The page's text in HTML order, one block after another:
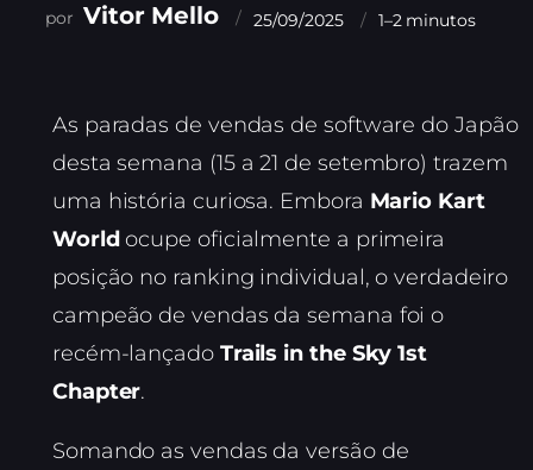
Vitor Mello 25/09/2025 1–2 minutos
As paradas de vendas de software do Japão
desta semana (15 a 21 de setembro) trazem
uma história curiosa. Embora Mario Kart
Worldocupe oficialmente a primeira
posição no ranking individual, o verdadeiro
campeão de vendas da semana foi o
recém-lançado Trails in the Sky 1st
Chapter.
Somando as vendas da versão de